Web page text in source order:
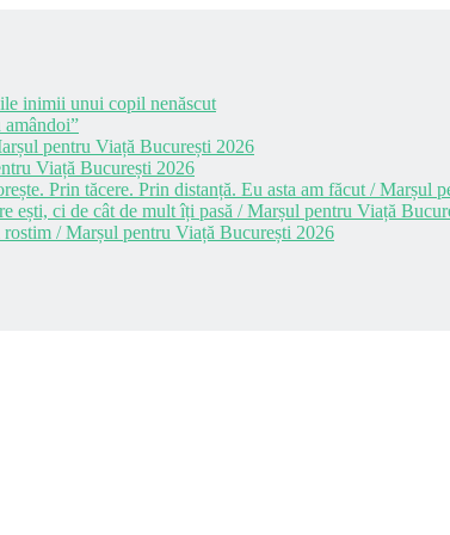
inimii unui copil nenăscut
pentru Viață București 2026
Viață București 2026
Prin tăcere. Prin distanță. Eu asta am făcut / Marșul
ești, ci de cât de mult îți pasă / Marșul pentru Viață
/ Marșul pentru Viață București 2026